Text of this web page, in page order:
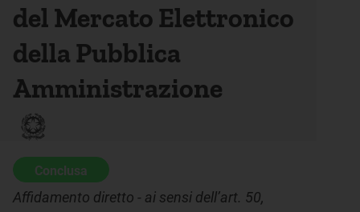
del Mercato Elettronico
della Pubblica
Amministrazione
Conclusa
Affidamento diretto - ai sensi dell’art. 50,